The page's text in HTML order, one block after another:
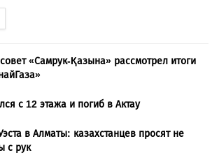
«Самрук-Қазына» рассмотрел итоги
с 12 этажа и погиб в Актау
в Алматы: казахстанцев просят не
с рук